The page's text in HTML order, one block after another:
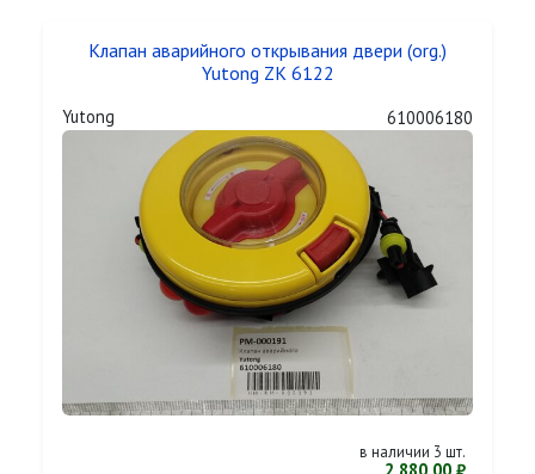
Клапан аварийного открывания двери (org.)
Yutong ZK 6122
Yutong 610006180
в наличии 3 шт.